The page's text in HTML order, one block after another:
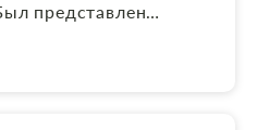
представлен
и родного